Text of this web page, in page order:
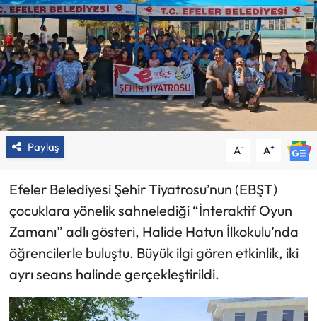
Paylaş A- A+
Efeler Belediyesi Şehir Tiyatrosu’nun (EBŞT)
çocuklara yönelik sahnelediği “İnteraktif Oyun
Zamanı” adlı gösteri, Halide Hatun İlkokulu’nda
öğrencilerle buluştu. Büyük ilgi gören etkinlik, iki
ayrı seans halinde gerçekleştirildi.